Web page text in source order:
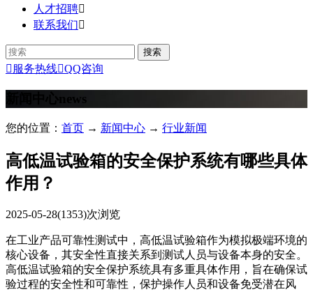
人才招聘
联系我们
 服务热线QQ咨询
news
您的位置： 首页 → 新闻中心 → 行业新闻
高低温试验箱的安全保护系统有哪些具体
作用？
2025-05-28(1353)次浏览
在工业产品可靠性测试中，高低温试验箱作为模拟极端环境的
核心设备，其安全性直接关系到测试人员与设备本身的安全。
高低温试验箱的安全保护系统具有多重具体作用，旨在确保试
验过程的安全性和可靠性，保护操作人员和设备免受潜在风